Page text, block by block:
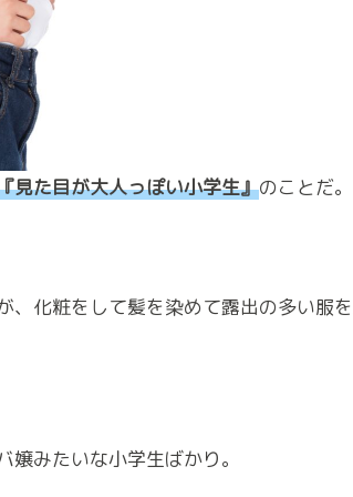
見た目が大人っぽい小学生』のことだ。
化粧をして髪を染めて露出の多い服
みたいな小学生ばかり。